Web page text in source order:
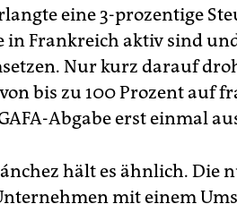
eine 3-prozentige
Frankreich aktiv sind
Nur kurz darauf
bis zu 100 Prozent auf
Abgabe erst einmal
hält es ähnlich. Die
mit einem